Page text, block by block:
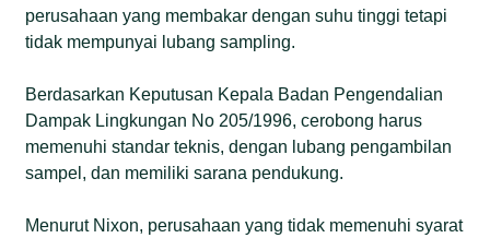
perusahaan yang membakar dengan suhu tinggi tetapi
tidak mempunyai lubang sampling.
Berdasarkan Keputusan Kepala Badan Pengendalian
Dampak Lingkungan No 205/1996, cerobong harus
memenuhi standar teknis, dengan lubang pengambilan
sampel, dan memiliki sarana pendukung.
Menurut Nixon, perusahaan yang tidak memenuhi syarat